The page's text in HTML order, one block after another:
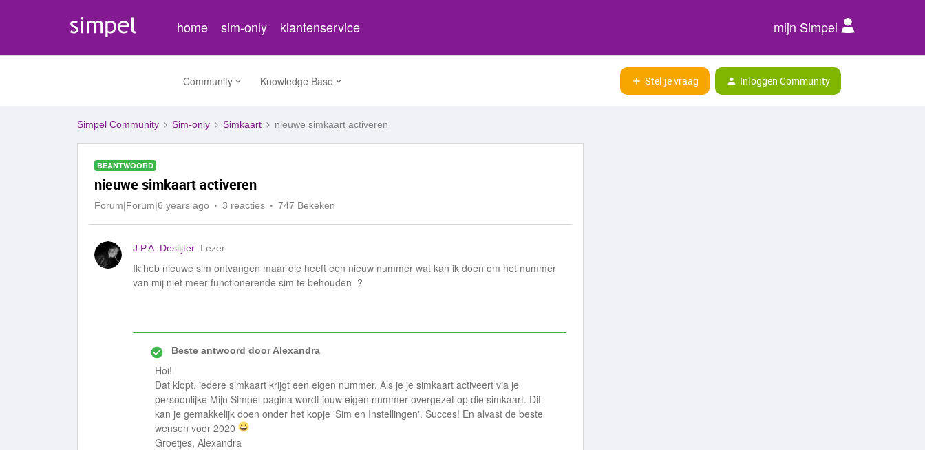
home sim-only klantenservice mijn Simpel
Community Knowledge Base Stel je vraag Inloggen Community
Simpel Community Sim-only Simkaart nieuwe simkaart activeren
BEANTWOORD
nieuwe simkaart activeren
Forum|Forum|6 years ago 3 reacties 747 Bekeken
J.P.A. Deslijter Lezer
Ik heb nieuwe sim ontvangen maar die heeft een nieuw nummer wat kan ik doen om het nummer
van mij niet meer functionerende sim te behouden ?
Beste antwoord doorAlexandra
Hoi!
Dat klopt, iedere simkaart krijgt een eigen nummer. Als je je simkaart activeert via je
persoonlijke Mijn Simpel pagina wordt jouw eigen nummer overgezet op die simkaart. Dit
kan je gemakkelijk doen onder het kopje 'Sim en Instellingen'. Succes! En alvast de beste
wensen voor 2020
Groetjes, Alexandra